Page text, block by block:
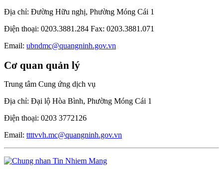
Địa chỉ: Đường Hữu nghị, Phường Móng Cái 1
Điện thoại: 0203.3881.284 Fax: 0203.3881.071
Email: ubndmc@quangninh.gov.vn
Cơ quan quản lý
Trung tâm Cung ứng dịch vụ
Địa chỉ: Đại lộ Hòa Bình, Phường Móng Cái 1
Điện thoại: 0203 3772126
Email: ttttvvh.mc@quangninh.gov.vn